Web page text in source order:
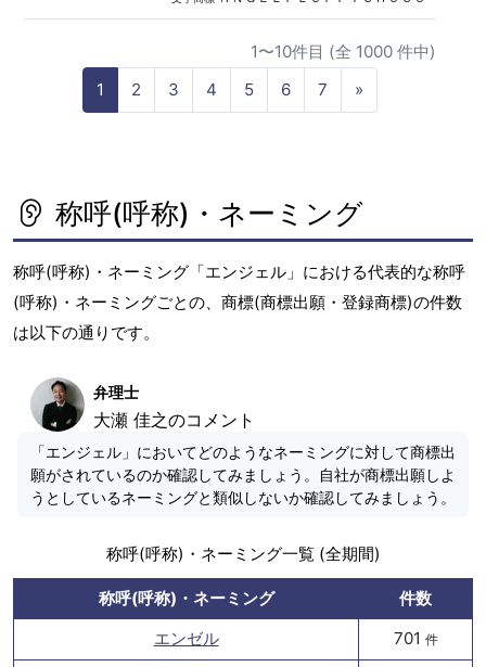
1〜10件目 (全 1000 件中)
1
2 3 4 5 6 7 »
e
称呼(呼称)・ネーミング
称呼(呼称)・ネーミング「エンジェル」における代表的な称呼
(呼称)・ネーミングごとの、商標(商標出願・登録商標)の件数
は以下の通りです。
弁理士
大瀬 佳之のコメント
「エンジェル」においてどのようなネーミングに対して商標出
願がされているのか確認してみましょう。自社が商標出願しよ
うとしているネーミングと類似しないか確認してみましょう。
称呼(呼称)・ネーミング一覧 (全期間)
称呼(呼称)・ネーミング
件数
エンゼル
701 件